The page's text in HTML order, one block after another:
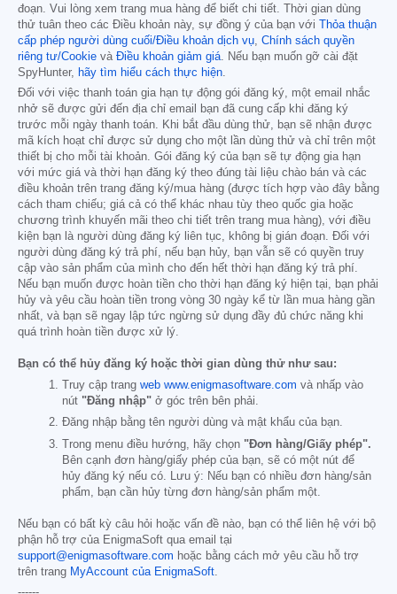
đoạn. Vui lòng xem trang mua hàng để biết chi tiết. Thời gian dùng
thử tuân theo các Điều khoản này, sự đồng ý của bạn với Thỏa thuận
cấp phép người dùng cuối/Điều khoản dịch vụ, Chính sách quyền
riêng tư/Cookie và Điều khoản giảm giá. Nếu bạn muốn gỡ cài đặt
SpyHunter, hãy tìm hiểu cách thực hiện.
Đối với việc thanh toán gia hạn tự động gói đăng ký, một email nhắc
nhở sẽ được gửi đến địa chỉ email bạn đã cung cấp khi đăng ký
trước mỗi ngày thanh toán. Khi bắt đầu dùng thử, bạn sẽ nhận được
mã kích hoạt chỉ được sử dụng cho một lần dùng thử và chỉ trên một
thiết bị cho mỗi tài khoản. Gói đăng ký của bạn sẽ tự động gia hạn
với mức giá và thời hạn đăng ký theo đúng tài liệu chào bán và các
điều khoản trên trang đăng ký/mua hàng (được tích hợp vào đây bằng
cách tham chiếu; giá cả có thể khác nhau tùy theo quốc gia hoặc
chương trình khuyến mãi theo chi tiết trên trang mua hàng), với điều
kiện bạn là người dùng đăng ký liên tục, không bị gián đoạn. Đối với
người dùng đăng ký trả phí, nếu bạn hủy, bạn vẫn sẽ có quyền truy
cập vào sản phẩm của mình cho đến hết thời hạn đăng ký trả phí.
Nếu bạn muốn được hoàn tiền cho thời hạn đăng ký hiện tại, bạn phải
hủy và yêu cầu hoàn tiền trong vòng 30 ngày kể từ lần mua hàng gần
nhất, và bạn sẽ ngay lập tức ngừng sử dụng đầy đủ chức năng khi
quá trình hoàn tiền được xử lý.
Bạn có thể hủy đăng ký hoặc thời gian dùng thử như sau:
Truy cập trang web www.enigmasoftware.com và nhấp vào
nút "Đăng nhập" ở góc trên bên phải.
Đăng nhập bằng tên người dùng và mật khẩu của bạn.
Trong menu điều hướng, hãy chọn "Đơn hàng/Giấy phép".
Bên cạnh đơn hàng/giấy phép của bạn, sẽ có một nút để
hủy đăng ký nếu có. Lưu ý: Nếu bạn có nhiều đơn hàng/sản
phẩm, bạn cần hủy từng đơn hàng/sản phẩm một.
Nếu bạn có bất kỳ câu hỏi hoặc vấn đề nào, bạn có thể liên hệ với bộ
phận hỗ trợ của EnigmaSoft qua email tại
support@enigmasoftware.com hoặc bằng cách mở yêu cầu hỗ trợ
trên trang MyAccount của EnigmaSoft